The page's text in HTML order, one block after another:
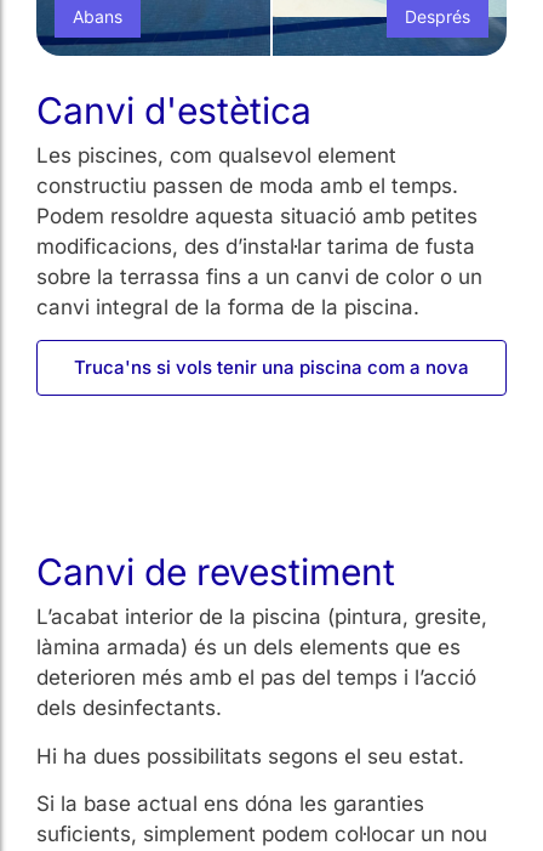
Abans Després
Canvi d'estètica
Les piscines, com qualsevol element
constructiu passen de moda amb el temps.
Podem resoldre aquesta situació amb petites
modificacions, des d’instal·lar tarima de fusta
sobre la terrassa fins a un canvi de color o un
canvi integral de la forma de la piscina.
Truca'ns si vols tenir una piscina com a nova
Canvi de revestiment
L’acabat interior de la piscina (pintura, gresite,
làmina armada) és un dels elements que es
deterioren més amb el pas del temps i l’acció
dels desinfectants.
Hi ha dues possibilitats segons el seu estat.
Si la base actual ens dóna les garanties
suficients, simplement podem col·locar un nou